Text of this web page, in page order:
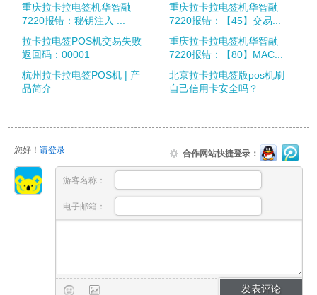
重庆拉卡拉电签机华智融
7220报错：秘钥注入 ...
重庆拉卡拉电签机华智融
7220报错：【45】交易...
拉卡拉电签POS机交易失败
返回码：00001
重庆拉卡拉电签机华智融
7220报错：【80】MAC...
杭州拉卡拉电签POS机 | 产
品简介
北京拉卡拉电签版pos机刷
自己信用卡安全吗？
您好！ 请登录 合作网站快捷登录：
游客名称：
电子邮箱：